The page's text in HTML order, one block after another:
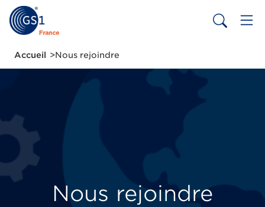
Aller
au
contenu
d'Ariane
Accueil Nous rejoindre
Nous rejoindre